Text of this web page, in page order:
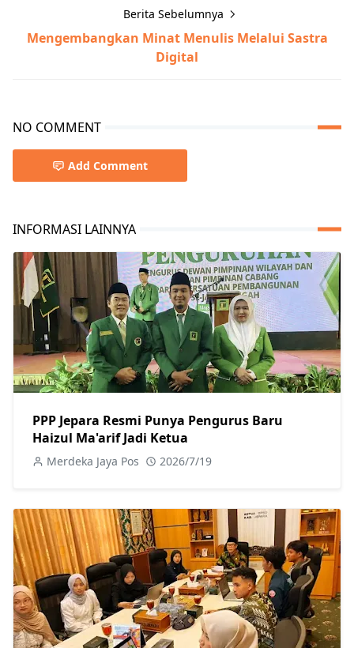
Berita Sebelumnya
Mengembangkan Minat Menulis Melalui Sastra
Digital
NO COMMENT
Add Comment
INFORMASI LAINNYA
PPP Jepara Resmi Punya Pengurus Baru
Haizul Ma'arif Jadi Ketua
Merdeka Jaya Pos 2026/7/19